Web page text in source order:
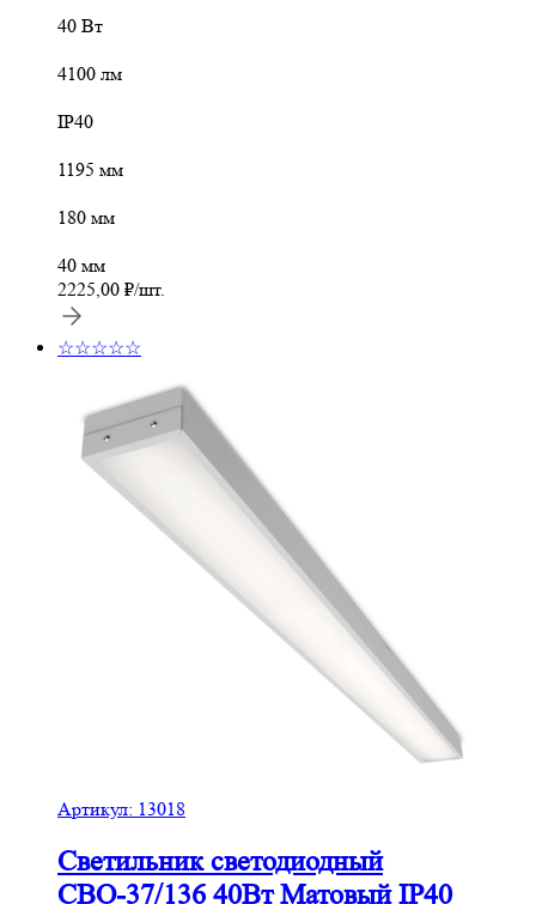
40 Вт
4100 лм
IP40
1195 мм
180 мм
40 мм
2225,00 ₽/шт.
☆☆☆☆☆
Артикул: 13018
Светильник светодиодный
СВО-37/136 40Вт Матовый IP40